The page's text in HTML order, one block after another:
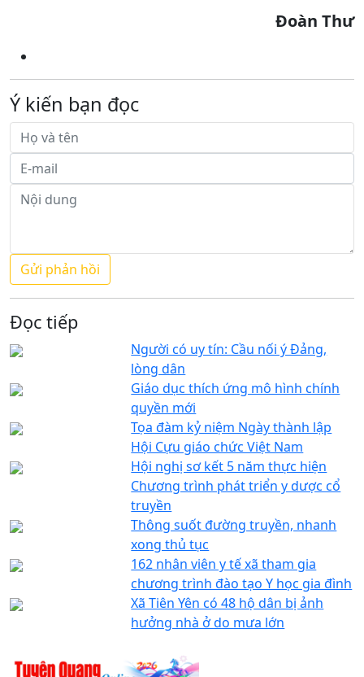
Đoàn Thư
Ý kiến bạn đọc
Đọc tiếp
Người có uy tín: Cầu nối ý Đảng,
lòng dân
Giáo dục thích ứng mô hình chính
quyền mới
Tọa đàm kỷ niệm Ngày thành lập
Hội Cựu giáo chức Việt Nam
Hội nghị sơ kết 5 năm thực hiện
Chương trình phát triển y dược cổ
truyền
Thông suốt đường truyền, nhanh
xong thủ tục
162 nhân viên y tế xã tham gia
chương trình đào tạo Y học gia đình
Xã Tiên Yên có 48 hộ dân bị ảnh
hưởng nhà ở do mưa lớn